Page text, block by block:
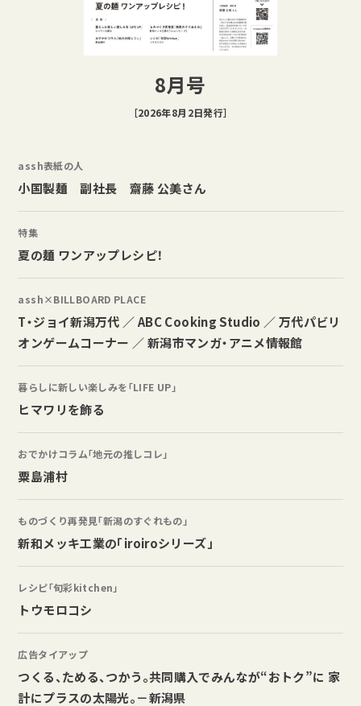
8月号
［2026年8月2日発行］
assh表紙の人
小国製麺 副社長 齋藤 公美さん
特集
夏の麺 ワンアップレシピ！
assh×BILLBOARD PLACE
T・ジョイ新潟万代 ／ ABC Cooking Studio ／ 万代パビリ
オンゲームコーナー ／ 新潟市マンガ・アニメ情報館
暮らしに新しい楽しみを「LIFE UP」
ヒマワリを飾る
おでかけコラム「地元の推しコレ」
粟島浦村
ものづくり再発見「新潟のすぐれもの」
新和メッキ工業の「iroiroシリーズ」
レシピ「旬彩kitchen」
トウモロコシ
広告タイアップ
つくる、ためる、つかう。共同購入でみんなが“おトク”に 家
計にプラスの太陽光。－新潟県